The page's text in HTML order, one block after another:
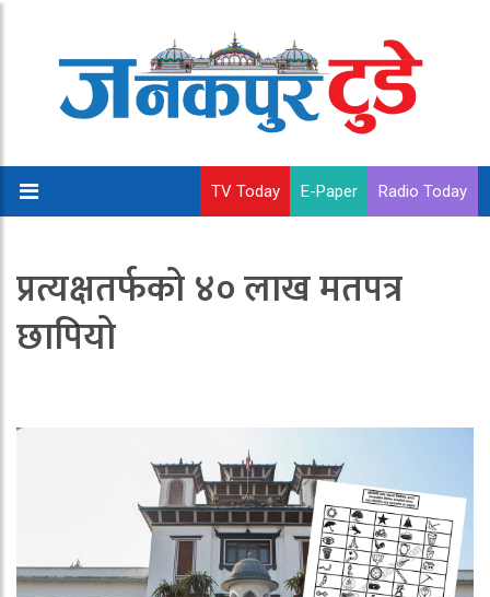
TV Today E-Paper Radio Today
प्रत्यक्षतर्फको ४० लाख मतपत्र
छापियो